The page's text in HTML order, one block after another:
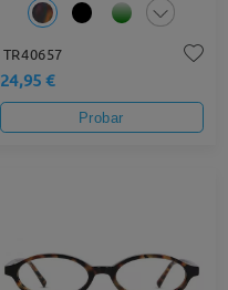
TR40657
24,95 €
Probar